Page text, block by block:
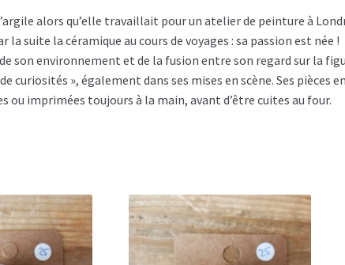
alors qu’elle travaillait pour un atelier de peinture à
la suite la céramique au cours de voyages : sa passion est née !
son environnement et de la fusion entre son regard sur la
curiosités », également dans ses mises en scène. Ses pièces
ou imprimées toujours à la main, avant d’être cuites au four.